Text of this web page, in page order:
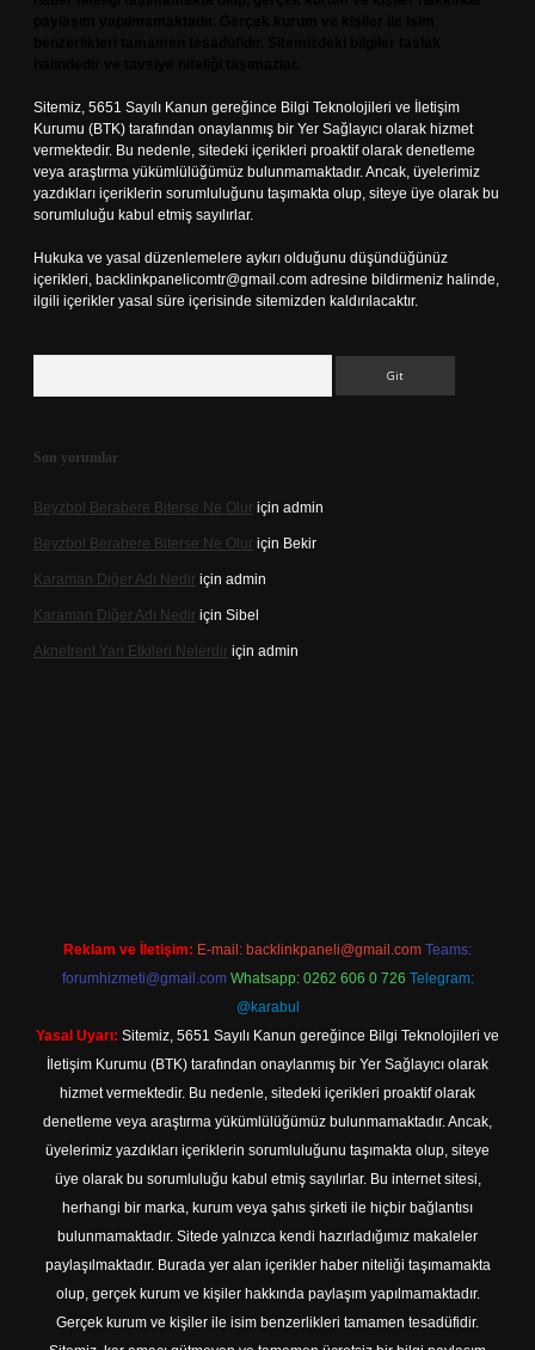
Sitemiz, 5651 Sayılı Kanun gereğince Bilgi Teknolojileri ve İletişim
Kurumu (BTK) tarafından onaylanmış bir Yer Sağlayıcı olarak hizmet
vermektedir. Bu nedenle, sitedeki içerikleri proaktif olarak denetleme
veya araştırma yükümlülüğümüz bulunmamaktadır. Ancak, üyelerimiz
yazdıkları içeriklerin sorumluluğunu taşımakta olup, siteye üye olarak bu
sorumluluğu kabul etmiş sayılırlar.
Hukuka ve yasal düzenlemelere aykırı olduğunu düşündüğünüz
içerikleri, backlinkpanelicomtr@gmail.com adresine bildirmeniz halinde,
ilgili içerikler yasal süre içerisinde sitemizden kaldırılacaktır.
Son yorumlar
Beyzbol Berabere Biterse Ne Olur için admin
Beyzbol Berabere Biterse Ne Olur için Bekir
Karaman Diğer Adı Nedir için admin
Karaman Diğer Adı Nedir için Sibel
Aknetrent Yan Etkileri Nelerdir için admin
Reklam ve İletişim: E-mail: backlinkpaneli@gmail.com Teams:
forumhizmeti@gmail.com Whatsapp: 0262 606 0 726 Telegram:
@karabul
Yasal Uyarı: Sitemiz, 5651 Sayılı Kanun gereğince Bilgi Teknolojileri ve
İletişim Kurumu (BTK) tarafından onaylanmış bir Yer Sağlayıcı olarak
hizmet vermektedir. Bu nedenle, sitedeki içerikleri proaktif olarak
denetleme veya araştırma yükümlülüğümüz bulunmamaktadır. Ancak,
üyelerimiz yazdıkları içeriklerin sorumluluğunu taşımakta olup, siteye
üye olarak bu sorumluluğu kabul etmiş sayılırlar. Bu internet sitesi,
herhangi bir marka, kurum veya şahıs şirketi ile hiçbir bağlantısı
bulunmamaktadır. Sitede yalnızca kendi hazırladığımız makaleler
paylaşılmaktadır. Burada yer alan içerikler haber niteliği taşımamakta
olup, gerçek kurum ve kişiler hakkında paylaşım yapılmamaktadır.
Gerçek kurum ve kişiler ile isim benzerlikleri tamamen tesadüfidir.